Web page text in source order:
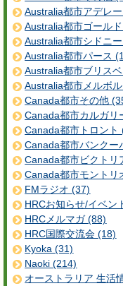
Australia都市アデレ
Australia都市ゴール
Australia都市シドニ
Australia都市パース
Australia都市ブリス
Australia都市メルボ
Canada都市その他
Canada都市カルガリ
Canada都市トロント
Canada都市バンクー
Canada都市ビクトリ
Canada都市モントリ
FMラジオ (37)
HRCお知らせ/イベン
HRCメルマガ (88)
HRC国際交流会 (18)
Kyoka (31)
Naoki (214)
オーストラリア 生活